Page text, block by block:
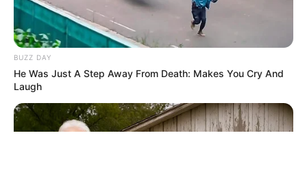
BUZZ DAY
He Was Just A Step Away From Death: Makes You Cry And
Laugh